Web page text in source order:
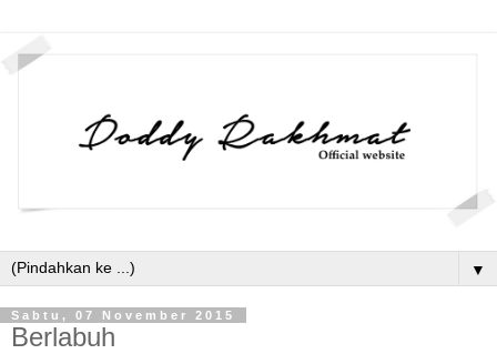
▼
Sabtu, 07 November 2015
Berlabuh